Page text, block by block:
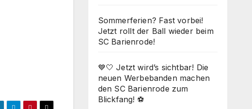
Outlook Live
Sommerferien? Fast vorbei!
Jetzt rollt der Ball wieder beim
SC Barienrode!
💙🤍 Jetzt wird’s sichtbar! Die
neuen Werbebanden machen
den SC Barienrode zum
Blickfang! ⚽